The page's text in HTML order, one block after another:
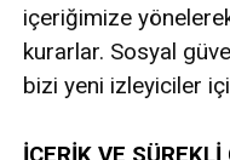
içeriğimize
kurarlar. Sosyal
bizi yeni izleyiciler